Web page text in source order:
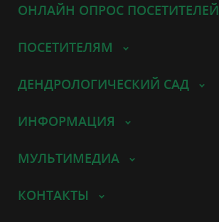
ОНЛАЙН ОПРОС ПОСЕТИТЕЛЕЙ
ПОСЕТИТЕЛЯМ
ДЕНДРОЛОГИЧЕСКИЙ САД
ИНФОРМАЦИЯ
МУЛЬТИМЕДИА
КОНТАКТЫ